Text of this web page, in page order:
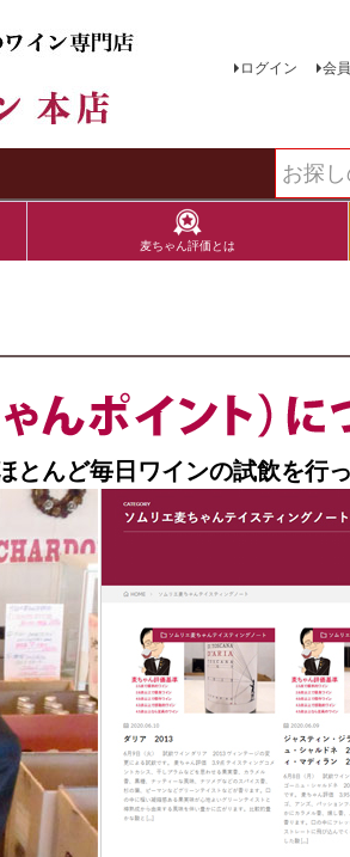
ログイン 会
麦ちゃん評価とは
んど毎日ワインの試飲を行っ